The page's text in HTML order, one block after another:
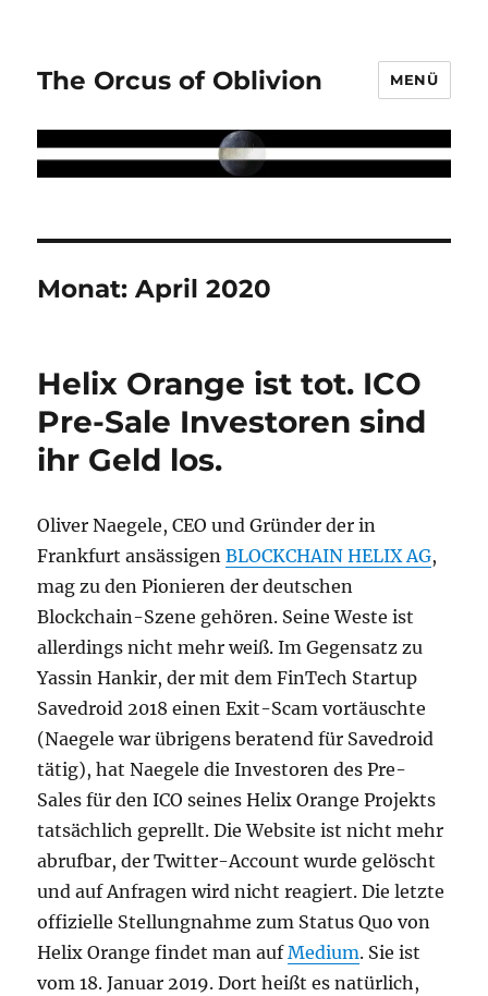
The Orcus of Oblivion MENÜ
Monat:April 2020
Helix Orange ist tot. ICO
Pre-Sale Investoren sind
ihr Geld los.
Oliver Naegele, CEO und Gründer der in
Frankfurt ansässigenBLOCKCHAIN HELIX AG,
mag zu den Pionieren der deutschen
Blockchain-Szene gehören. Seine Weste ist
allerdings nicht mehr weiß. Im Gegensatz zu
Yassin Hankir, der mit dem FinTech Startup
Savedroid 2018 einen Exit-Scam vortäuschte
(Naegele war übrigens beratend für Savedroid
tätig), hat Naegele die Investoren des Pre-
Sales für den ICO seines Helix Orange Projekts
tatsächlich geprellt. Die Website ist nicht mehr
abrufbar, der Twitter-Account wurde gelöscht
und auf Anfragen wird nicht reagiert. Die letzte
offizielle Stellungnahme zum Status Quo von
Helix Orange findet man aufMedium. Sie ist
vom 18. Januar 2019. Dort heißt es natürlich,